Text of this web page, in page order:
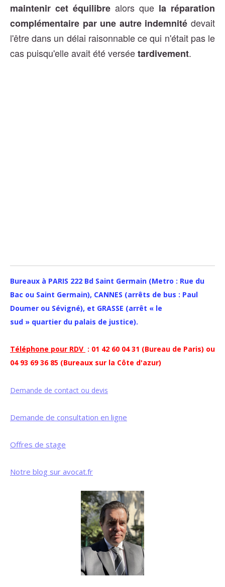
maintenir cet équilibre alors que la réparation
complémentaire par une autre indemnité devait
l'être dans un délai raisonnable ce qui n'était pas le
cas puisqu'elle avait été verséetardivement.
Bureaux à PARIS 222 Bd Saint Germain (Metro : Rue du
Bac ou Saint Germain), CANNES (arrêts de bus : Paul
Doumer ou Sévigné), et GRASSE (arrêt « le
sud » quartier du palais de justice).
Téléphone pour RDV : 01 42 60 04 31 (Bureau de Paris) ou
04 93 69 36 85 (Bureaux sur la Côte d'azur)
Demande de contact ou devis
Demande de consultation en ligne
Offres de stage
Notre blog sur avocat.fr